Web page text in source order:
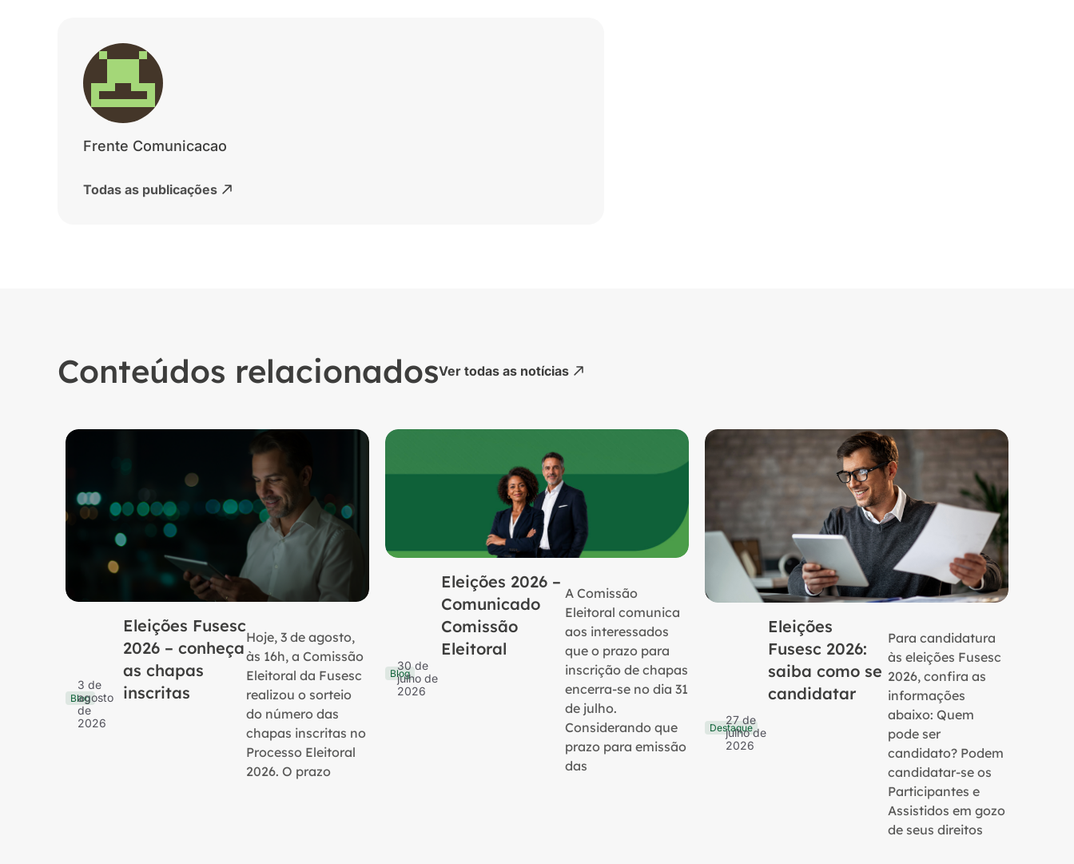
Frente Comunicacao
Todas as publicações
Conteúdos relacionadosVer todas as notícias
Blog
3 de
agosto
de
2026
Eleições Fusesc
2026 – conheça
as chapas
inscritas
Hoje, 3 de agosto,
às 16h, a Comissão
Eleitoral da Fusesc
realizou o sorteio
do número das
chapas inscritas no
Processo Eleitoral
2026. O prazo
Blog
30 de
julho de
2026
Eleições 2026 –
Comunicado
Comissão
Eleitoral
A Comissão
Eleitoral comunica
aos interessados
que o prazo para
inscrição de chapas
encerra-se no dia 31
de julho.
Considerando que
prazo para emissão
das
Destaque
27 de
julho de
2026
Eleições
Fusesc 2026:
saiba como se
candidatar
Para candidatura
às eleições Fusesc
2026, confira as
informações
abaixo: Quem
pode ser
candidato? Podem
candidatar-se os
Participantes e
Assistidos em gozo
de seus direitos